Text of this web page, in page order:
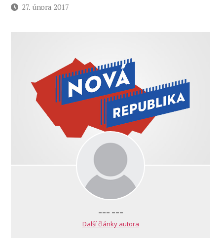
Datum27. února 2017
--- ---
Další články autora